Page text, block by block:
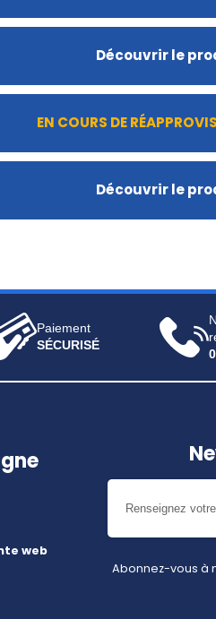
Découvrir le
EN COURS DE
Découvrir le
Paiement
SÉCURISÉ
web
Abonnez-vous à